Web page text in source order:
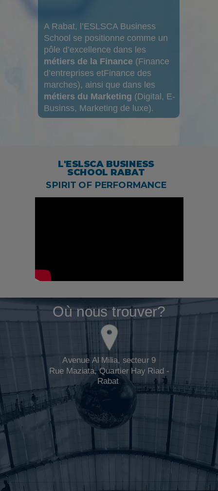
Où nous trouver?
A Rabat, l’ESLSCA Business
School se positionne comme un
pôle d’excellence dans les
métiers de la Finance (Finance
d’entreprises etFinance des
marches), ainsi que dans les
métiers du Marketing (Digital, E-
Businss, Marketing de luxe).
Avenue Al Milia, secteur 9
Rue Maziata, Quartier Hay Riad -
Rabat
L'ESLSCA BUSINESS
SCHOOL RABAT
SPIRIT OF PERFORMANCE